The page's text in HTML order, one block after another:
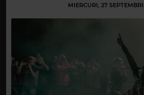
MIERCURI, 27